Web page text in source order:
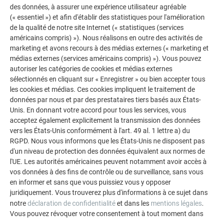
installations
COPYRIGHT
© PREFA | Croce & Wir
des données, à assurer une expérience utilisateur agréable
(« essentiel ») et afin d'établir des statistiques pour l'amélioration
de la qualité de notre site Internet (« statistiques (services
américains compris) »). Nous réalisons en outre des activités de
marketing et avons recours à des médias externes (« marketing et
médias externes (services américains compris) »). Vous pouvez
autoriser les catégories de cookies et médias externes
sélectionnés en cliquant sur « Enregistrer » ou bien accepter tous
les cookies et médias. Ces cookies impliquent le traitement de
données par nous et par des prestataires tiers basés aux États-
Unis. En donnant votre accord pour tous les services, vous
acceptez également explicitement la transmission des données
vers les États-Unis conformément à l'art. 49 al. 1 lettre a) du
RGPD. Nous vous informons que les États-Unis ne disposent pas
d'un niveau de protection des données équivalent aux normes de
l'UE. Les autorités américaines peuvent notamment avoir accès à
vos données à des fins de contrôle ou de surveillance, sans vous
en informer et sans que vous puissiez vous y opposer
juridiquement. Vous trouverez plus d'informations à ce sujet dans
notredéclaration de confidentialitéet dans les mentions légales.
Vous pouvez révoquer votre consentement à tout moment dans